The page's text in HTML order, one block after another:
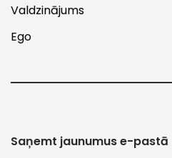
Valdzinājums
Ego
Saņemt jaunumus e-pastā